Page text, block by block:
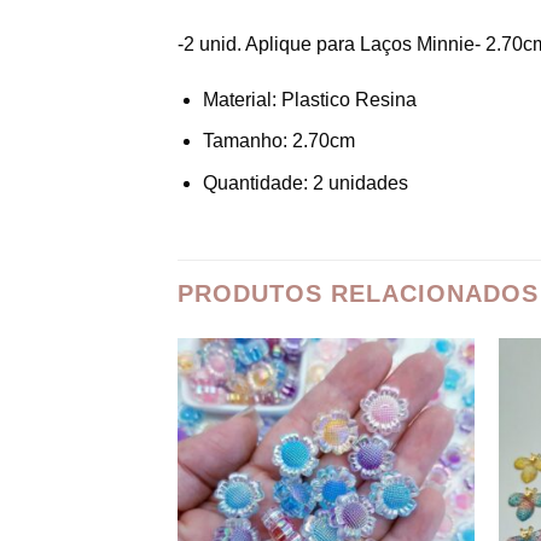
-2 unid. Aplique para Laços Minnie-
Material: Plastico Resina
Tamanho: 2.70cm
Quantidade: 2 unidades
PRODUTOS RELACIONADOS